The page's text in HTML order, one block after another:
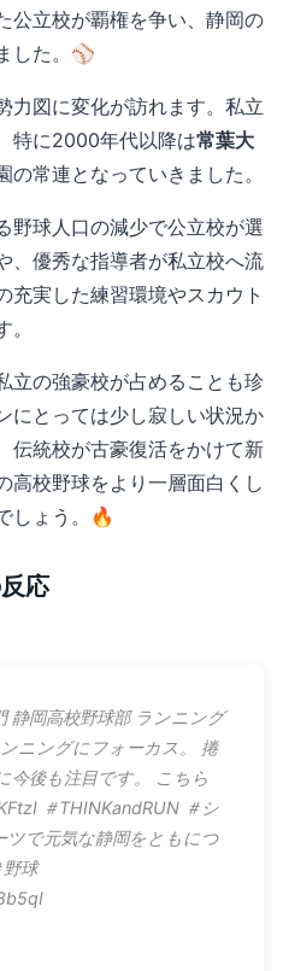
公立校が覇権を争い、静岡の
した。⚾️
力図に変化が訪れます。私立
特に2000年代以降は常葉大
の常連となっていきました。
野球人口の減少で公立校が選
、優秀な指導者が私立校へ流
充実した練習環境やスカウト
立の強豪校が占めることも珍
にとっては少し寂しい状況か
伝統校が古豪復活をかけて新
高校野球をより一層面白くし
しょう。🔥
応
静岡高校野球部 ランニング
ンニングにフォーカス。 捲
今後も注目です。 こちら
＃THINKandRUN ＃シ
ツで元気な静岡をともにつ
野球